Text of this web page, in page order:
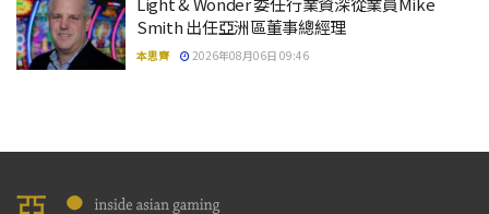
Smith 出任亞洲區董事總經理
本思齊 2026年08月06日 09:46